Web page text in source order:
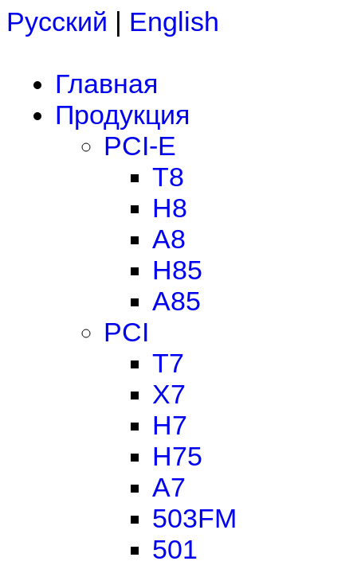
Русский | English
Главная
Продукция
PCI-E
T8
H8
A8
H85
A85
PCI
T7
X7
H7
H75
A7
503FM
501